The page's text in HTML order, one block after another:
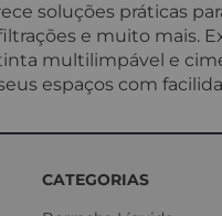
soluções práticas
e muito mais.
multilimpável e
espaços com
CATEGORIAS